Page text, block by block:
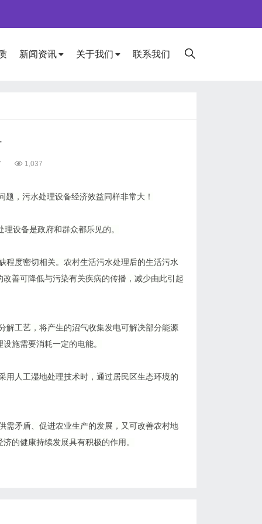
新闻资讯 关于我们 联系我们
1,037
，污水处理设备经济效益同样非常大！
设备是政府和群众都乐见的。
度密切相关。农村生活污水处理后的生活污水
善可降低与污染有关疾病的传播，减少由此引起
工艺，将产生的沼气收集发电可解决部分能源
施需要消耗一定的电能。
人工湿地处理技术时，通过居民区生态环境的
矛盾、促进农业生产的发展，又可改善农村地
的健康持续发展具有积极的作用。